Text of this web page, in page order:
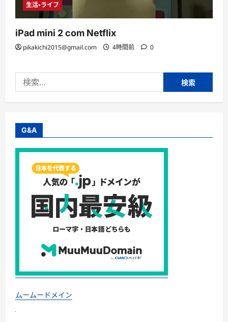
生活・ライフ
iPad mini 2 com Netflix
pikakichi2015@gmail.com 4時間前 0
索:
G&A
ムームードメイン